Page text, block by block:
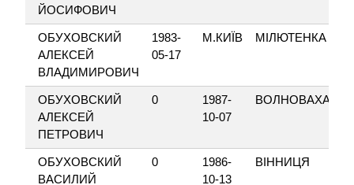
ЙОСИФОВИЧ
ОБУХОВСКИЙ
АЛЕКСЕЙ
ВЛАДИМИРОВИЧ
1983-
05-17
М.КИЇВ МІЛЮТЕНКА
ОБУХОВСКИЙ
АЛЕКСЕЙ
ПЕТРОВИЧ
0
1987-
10-07
ВОЛНОВАХА
ОБУХОВСКИЙ
ВАСИЛИЙ
0
1986-
10-13
ВІННИЦЯ